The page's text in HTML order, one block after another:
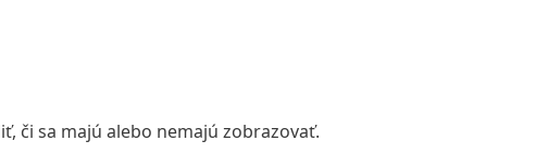
či sa majú alebo nemajú zobrazovať.